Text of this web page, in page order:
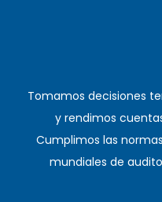
Tomamos decisiones
y rendimos
Cumplimos las
mundiales de